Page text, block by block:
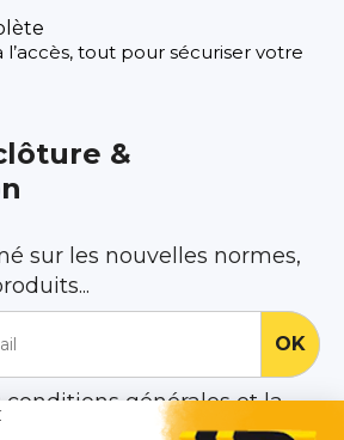
l’accès, tout pour sécuriser votre
&
sur les nouvelles normes,
conditions générales et la